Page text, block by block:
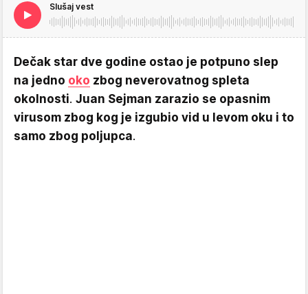
Slušaj vest
Dečak star dve godine ostao je potpuno slep
na jedno oko zbog neverovatnog spleta
okolnosti. Juan Sejman zarazio se opasnim
virusom zbog kog je izgubio vid u levom oku i to
samo zbog poljupca.